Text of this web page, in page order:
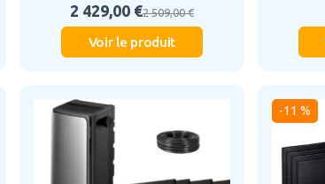
2 429,00 €2 509,00 €
Voir le produit
-11 %